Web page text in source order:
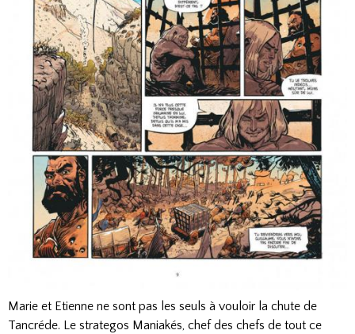
Marie et Etienne ne sont pas les seuls à vouloir la chute de
Tancréde. Le strategos Maniakés, chef des chefs de tout ce